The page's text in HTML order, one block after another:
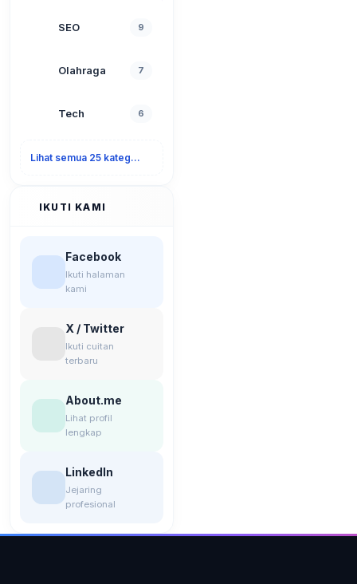
SEO 9
Olahraga 7
Tech 6
Lihat semua 25 kategori
IKUTI KAMI
Facebook
Ikuti halaman
kami
X / Twitter
Ikuti cuitan
terbaru
About.me
Lihat profil
lengkap
LinkedIn
Jejaring
profesional